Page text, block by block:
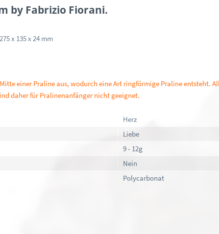
by Fabrizio Fiorani.
x 135 x 24 mm
einer Praline aus, wodurch eine Art ringförmige Praline entsteht.
daher für Pralinenanfänger nicht geeignet.
Herz
Liebe
9 - 12g
Nein
Polycarbonat